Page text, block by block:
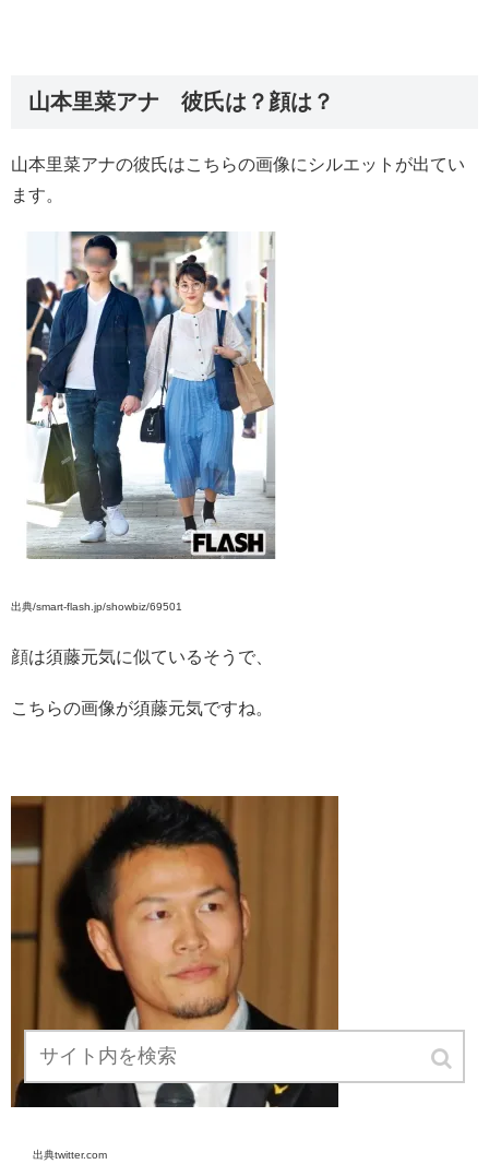
山本里菜アナ 彼氏は？顔は？
山本里菜アナの彼氏はこちらの画像にシルエットが出てい
ます。
出典/smart-flash.jp/showbiz/69501
顔は須藤元気に似ているそうで、
こちらの画像が須藤元気ですね。
出典twitter.com